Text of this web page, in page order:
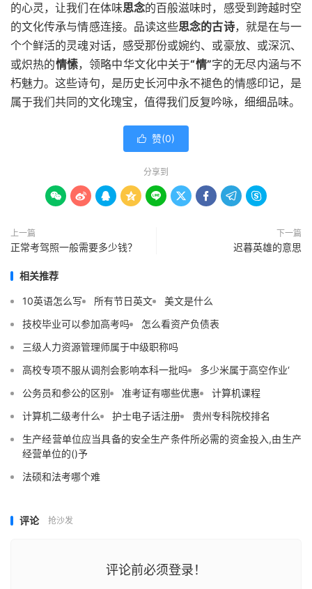
的心灵，让我们在体味思念的百般滋味时，感受到跨越时空
的文化传承与情感连接。品读这些思念的古诗，就是在与一
个个鲜活的灵魂对话，感受那份或婉约、或豪放、或深沉、
或炽热的情愫，领略中华文化中关于“情”字的无尽内涵与不
朽魅力。这些诗句，是历史长河中永不褪色的情感印记，是
属于我们共同的文化瑰宝，值得我们反复吟咏，细细品味。
 赞(0)
分享到
        
上一篇
正常考驾照一般需要多少钱？
下一篇
迟暮英雄的意思
相关推荐
10英语怎么写 所有节日英文
美文是什么
技校毕业可以参加高考吗
怎么看资产负债表
三级人力资源管理师属于中级职称吗
高校专项不服从调剂会影响本科一批吗
多少米属于高空作业‘
公务员和参公的区别
准考证有哪些优惠
计算机课程
计算机二级考什么
护士电子话注册
贵州专科院校排名
生产经营单位应当具备的安全生产条件所必需的资金投入,由生产
经营单位的()予
法硕和法考哪个难
评论 抢沙发
评论前必须登录！